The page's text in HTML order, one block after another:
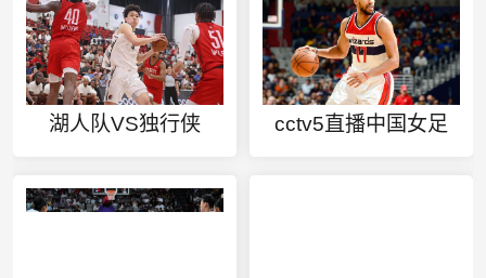
湖人队VS独行侠 cctv5直播中国女足